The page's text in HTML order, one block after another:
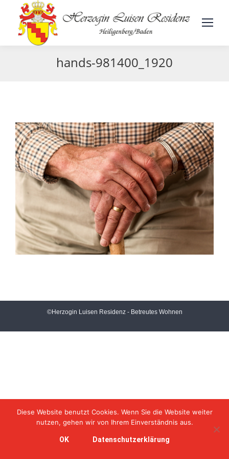
hands-981400_1920
©Herzogin Luisen Residenz - Betreutes Wohnen
Diese Website benutzt Cookies. Wenn Sie die Website weiter
nutzen, gehen wir von Ihrem Einverständnis aus.
OK Datenschutzerklärung